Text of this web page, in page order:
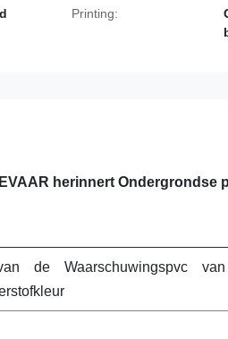
Printing:
herinnert Ondergrondse
de Waarschuwingspvc van